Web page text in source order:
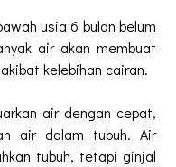
usia 6 bulan belum
air akan membuat
kelebihan cairan.
air dengan cepat,
air dalam tubuh. Air
tubuh, tetapi ginjal